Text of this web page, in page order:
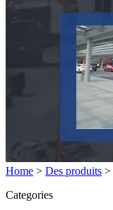
Home > Des produits >
Categories